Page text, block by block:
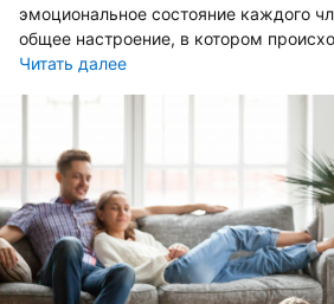
эмоциональное состояние каждого
общее настроение, в котором
Читать далее